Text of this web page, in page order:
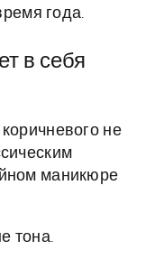
года.
в себя
не
маникюре
тона.